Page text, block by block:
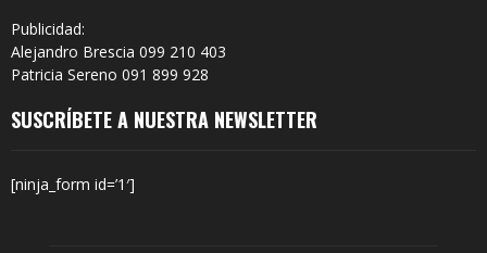
Publicidad:
Alejandro Brescia 099 210 403
Patricia Sereno 091 899 928
SUSCRÍBETE A NUESTRA NEWSLETTER
[ninja_form id=’1′]